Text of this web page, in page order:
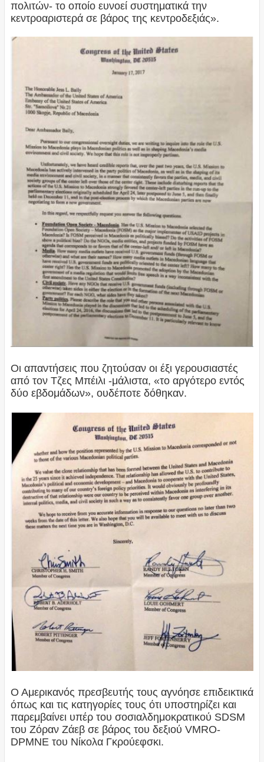
πολιτών- το οποίο ευνοεί συστηματικά την
κεντροαριστερά σε βάρος της κεντροδεξιάς».
Οι απαντήσεις που ζητούσαν οι έξι γερουσιαστές
από τον Τζες Μπέιλι -μάλιστα, «το αργότερο εντός
δύο εβδομάδων», ουδέποτε δόθηκαν.
Ο Αμερικανός πρεσβευτής τους αγνόησε επιδεικτικά
όπως και τις κατηγορίες τους ότι υποστηρίζει και
παρεμβαίνει υπέρ του σοσιαλδημοκρατικού SDSM
του Ζόραν Ζάεβ σε βάρος του δεξιού VMRO-
DPMNE του Νίκολα Γκρούεφσκι.